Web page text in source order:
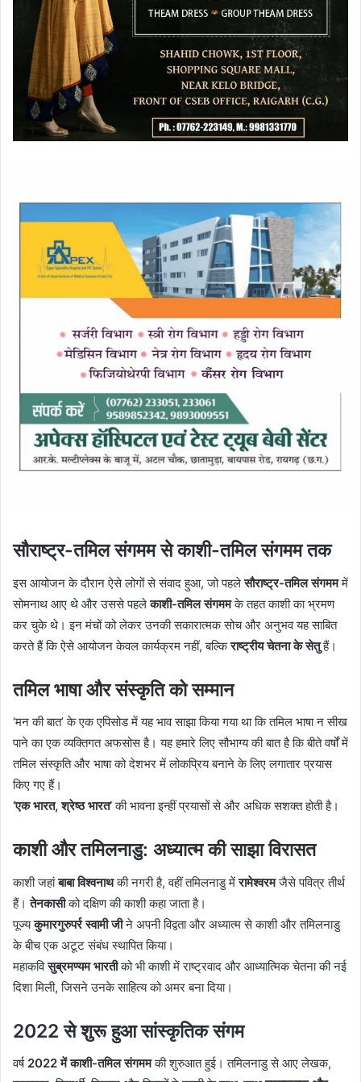
सौराष्ट्र-तमिल संगमम से काशी-तमिल संगमम तक
इस आयोजन के दौरान ऐसे लोगों से संवाद हुआ, जो पहलेसौराष्ट्र-तमिल संगमममें
सोमनाथ आए थे और उससे पहलेकाशी-तमिल संगममके तहत काशी का भ्रमण
कर चुके थे। इन मंचों को लेकर उनकी सकारात्मक सोच और अनुभव यह साबित
करते हैं कि ऐसे आयोजन केवल कार्यक्रम नहीं, बल्किराष्ट्रीय चेतना के सेतुहैं।
तमिल भाषा और संस्कृति को सम्मान
‘मन की बात’ के एक एपिसोड में यह भाव साझा किया गया था कि तमिल भाषा न सीख
पाने का एक व्यक्तिगत अफसोस है। यह हमारे लिए सौभाग्य की बात है कि बीते वर्षों में
तमिल संस्कृति और भाषा को देशभर में लोकप्रिय बनाने के लिए लगातार प्रयास
किए गए हैं।
‘एक भारत, श्रेष्ठ भारत’की भावना इन्हीं प्रयासों से और अधिक सशक्त होती है।
काशी और तमिलनाडु: अध्यात्म की साझा विरासत
काशी जहांबाबा विश्वनाथकी नगरी है, वहीं तमिलनाडु मेंरामेश्वरमजैसे पवित्र तीर्थ
हैं।तेनकासीको दक्षिण की काशी कहा जाता है।
पूज्यकुमारगुरुपर्र स्वामी जीने अपनी विद्वता और अध्यात्म से काशी और तमिलनाडु
के बीच एक अटूट संबंध स्थापित किया।
महाकविसुब्रमण्यम भारतीको भी काशी में राष्ट्रवाद और आध्यात्मिक चेतना की नई
दिशा मिली, जिसने उनके साहित्य को अमर बना दिया।
2022 से शुरू हुआ सांस्कृतिक संगम
वर्ष 2022 में काशी-तमिल संगममकी शुरुआत हुई। तमिलनाडु से आए लेखक,